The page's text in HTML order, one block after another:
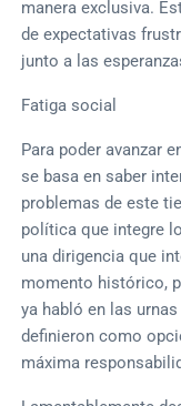
manera exclusiva.
de expectativas
junto a las
Fatiga social
Para poder avanzar
se basa en saber
problemas de este
política que integre
una dirigencia que
momento histórico,
ya habló en las
definieron como
máxima